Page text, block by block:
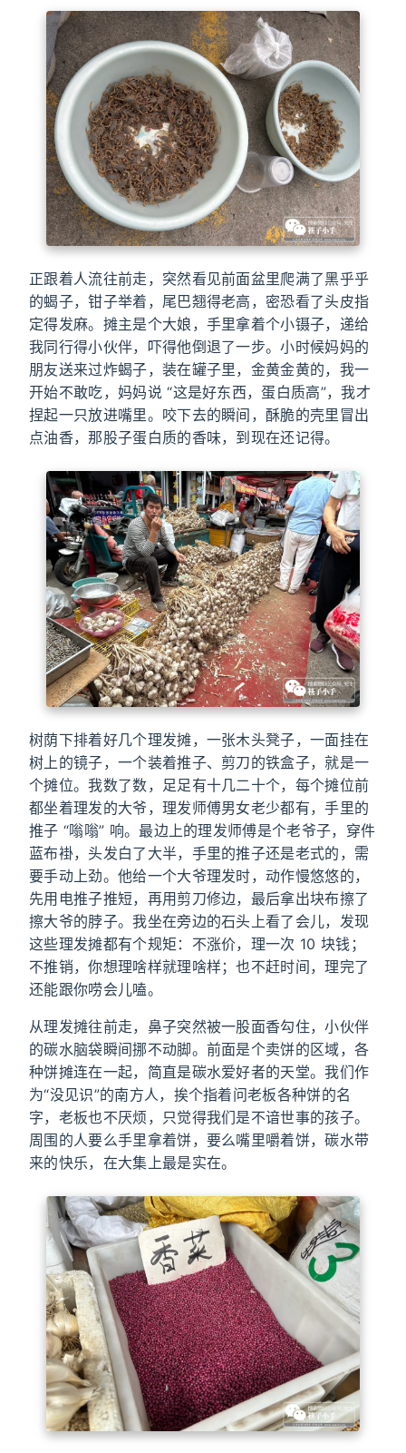
正跟着人流往前走，突然看见前面盆里爬满了黑乎乎
的蝎子，钳子举着，尾巴翘得老高，密恐看了头皮指
定得发麻。摊主是个大娘，手里拿着个小镊子，递给
我同行得小伙伴，吓得他倒退了一步。小时候妈妈的
朋友送来过炸蝎子，装在罐子里，金黄金黄的，我一
开始不敢吃，妈妈说 “这是好东西，蛋白质高”，我才
捏起一只放进嘴里。咬下去的瞬间，酥脆的壳里冒出
点油香，那股子蛋白质的香味，到现在还记得。
树荫下排着好几个理发摊，一张木头凳子，一面挂在
树上的镜子，一个装着推子、剪刀的铁盒子，就是一
个摊位。我数了数，足足有十几二十个，每个摊位前
都坐着理发的大爷，理发师傅男女老少都有，手里的
推子 “嗡嗡” 响。最边上的理发师傅是个老爷子，穿件
蓝布褂，头发白了大半，手里的推子还是老式的，需
要手动上劲。他给一个大爷理发时，动作慢悠悠的，
先用电推子推短，再用剪刀修边，最后拿出块布擦了
擦大爷的脖子。我坐在旁边的石头上看了会儿，发现
这些理发摊都有个规矩：不涨价，理一次 10 块钱；
不推销，你想理啥样就理啥样；也不赶时间，理完了
还能跟你唠会儿嗑。
从理发摊往前走，鼻子突然被一股面香勾住，小伙伴
的碳水脑袋瞬间挪不动脚。前面是个卖饼的区域，各
种饼摊连在一起，简直是碳水爱好者的天堂。我们作
为“没见识”的南方人，挨个指着问老板各种饼的名
字，老板也不厌烦，只觉得我们是不谙世事的孩子。
周围的人要么手里拿着饼，要么嘴里嚼着饼，碳水带
来的快乐，在大集上最是实在。